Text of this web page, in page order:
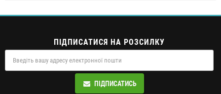
ПІДПИСАТИСЯ НА РОЗСИЛКУ
ПІДПИСАТИСЬ